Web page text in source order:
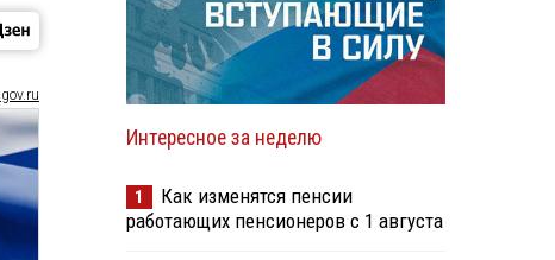
Интересное за неделю
1
Как изменятся пенсии
работающих пенсионеров с 1 августа